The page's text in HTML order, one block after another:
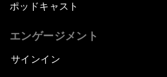
ポッドキャスト
エンゲージメント
サインイン